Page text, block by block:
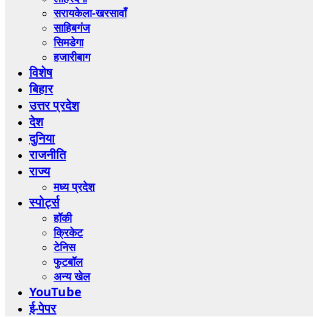
सरायकेला-खरसावाँ
साहिबगंज
सिमडेगा
हजारीबाग
विशेष
बिहार
उत्तर प्रदेश
देश
दुनिया
राजनीति
राज्य
मध्य प्रदेश
स्पोर्ट्स
हॉकी
क्रिकेट
टेनिस
फुटबॉल
अन्य खेल
YouTube
ई-पेपर